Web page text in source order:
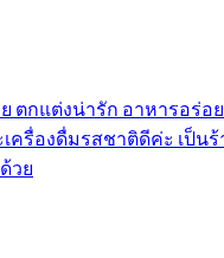
ตกแต่งน่ารัก อาหารอร่อ
ครื่องดื่มรสชาติดีค่ะ เป็น
วย